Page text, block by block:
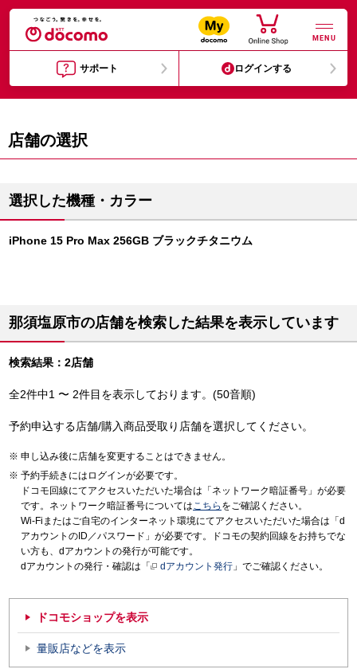
MENU
サポート ログインする
店舗の選択
選択した機種・カラー
iPhone 15 Pro Max 256GB ブラックチタニウム
那須塩原市の店舗を検索した結果を表示しています
検索結果：2店舗
全2件中1 〜 2件目を表示しております。(50音順)
予約申込する店舗/購入商品受取り店舗を選択してください。
申し込み後に店舗を変更することはできません。
予約手続きにはログインが必要です。
ドコモ回線にてアクセスいただいた場合は「ネットワーク暗証番号」が必要
です。ネットワーク暗証番号についてはこちら をご確認ください。
Wi-Fiまたはご自宅のインターネット環境にてアクセスいただいた場合は「d
アカウントのID／パスワード」が必要です。ドコモの契約回線をお持ちでな
い方も、dアカウントの発行が可能です。
dアカウントの発行・確認は「
dアカウント発行 」でご確認ください。
ドコモショップを表示
量販店などを表示